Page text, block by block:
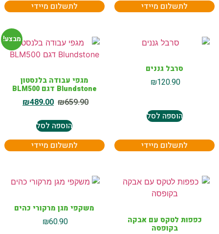
לתשלום מיידי
לתשלום מיידי
סרבל גננים
₪120.90
הוספה לסל
לתשלום מיידי
מבצע!
מגפי עבודה בלנסטון
Blundstone דגם BLM500
₪659.90
₪489.00
הוספה לסל
לתשלום מיידי
כפפות לטקס עם אבקה
בקופסה
משקפי מגן מרקורי כהים
₪60.90